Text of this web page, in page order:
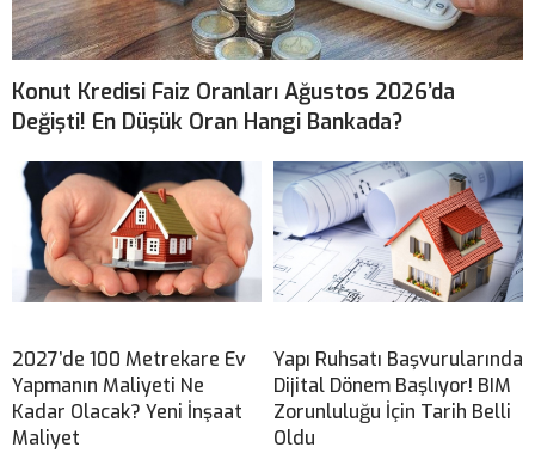
Konut Kredisi Faiz Oranları Ağustos 2026’da
Değişti! En Düşük Oran Hangi Bankada?
2027’de 100 Metrekare Ev
Yapmanın Maliyeti Ne
Kadar Olacak? Yeni İnşaat
Maliyet
Yapı Ruhsatı Başvurularında
Dijital Dönem Başlıyor! BIM
Zorunluluğu İçin Tarih Belli
Oldu